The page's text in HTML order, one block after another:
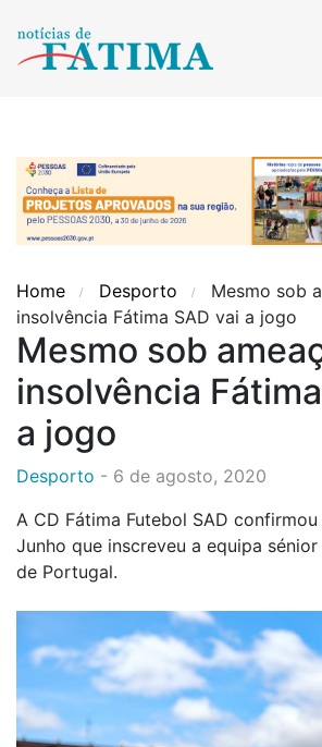
Home Desporto
Mesmo sob
insolvência Fátima SAD vai a jogo
Mesmo sob
insolvência
a jogo
Desporto - 6 de agosto, 2020
A CD Fátima Futebol SAD
Junho que inscreveu a equipa
de Portugal.